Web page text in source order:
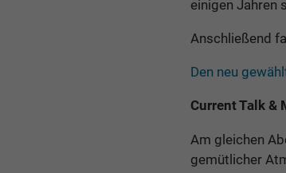
einigen Jahren
Anschließend
Den neu
Current Talk &
Am gleichen
gemütlicher